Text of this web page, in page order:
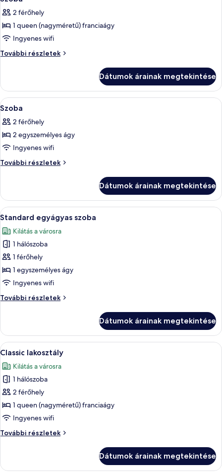
következő
szoba
összes
képének
megtekintése:
2 férőhely
1 queen (nagyméretű) franciaágy
Ingyenes wifi
További részletek
Szoba
Dátumok árainak megtekintése
A
következő
szoba
összes
képének
megtekintése:
Egy szállodai szoba két ággyal,
3
Szoba
2 férőhely
2 egyszemélyes ágy
Ingyenes wifi
További részletek
Szoba
Dátumok árainak megtekintése
A
következő
szoba
összes
képének
megtekintése:
Standard
szoba
Egy szállodai szoba, amelyben egy
5
Standard egyágyas szoba
Kilátás a városra
1 hálószoba
1 férőhely
1 egyszemélyes ágy
Ingyenes wifi
További részletek
Standard
részletei
Dátumok árainak megtekintése
A
következő
szoba
összes
képének
megtekintése:
Classic
Egy szállodai szoba, amelyben egy
9
Classic lakosztály
Kilátás a városra
1 hálószoba
2 férőhely
1 queen (nagyméretű) franciaágy
Ingyenes wifi
További részletek
Classic
Dátumok árainak megtekintése